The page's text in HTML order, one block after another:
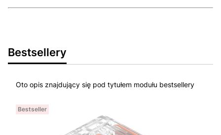
Bestsellery
Oto opis znajdujący się pod tytułem modułu bestsellery
Bestseller